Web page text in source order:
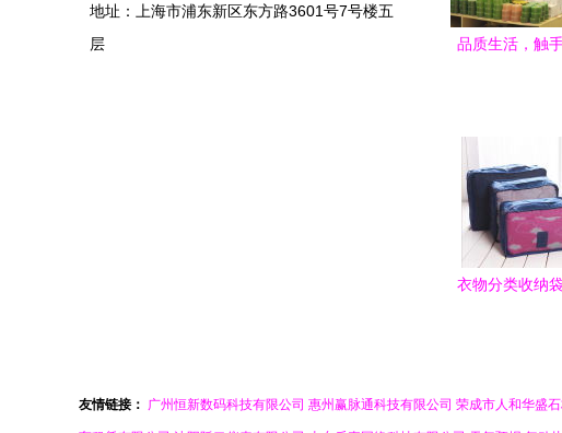
地址：上海市浦东新区东方路3601号7号楼五
层
品质生活，触
衣物分类收纳
友情链接： 广州恒新数码科技有限公司 惠州赢脉通科技有限公司 荣成市人和华盛